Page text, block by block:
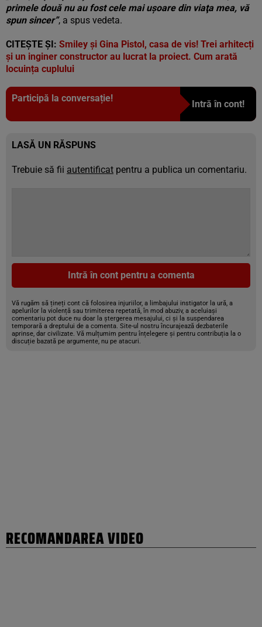
primele două nu au fost cele mai uşoare din viaţa mea, vă
spun sincer”, a spus vedeta.
CITEȘTE ȘI: Smiley și Gina Pistol, casa de vis! Trei arhitecți
şi un inginer constructor au lucrat la proiect. Cum arată
locuința cuplului
Participă la conversație!
Intră în cont!
LASĂ UN RĂSPUNS
Trebuie să fii autentificat pentru a publica un comentariu.
Intră în cont pentru a comenta
Vă rugăm să țineți cont că folosirea injuriilor, a limbajului instigator la ură, a
apelurilor la violență sau trimiterea repetată, în mod abuziv, a aceluiași
comentariu pot duce nu doar la ștergerea mesajului, ci și la suspendarea
temporară a dreptului de a comenta. Site-ul nostru încurajează dezbaterile
aprinse, dar civilizate. Vă mulțumim pentru înțelegere și pentru contribuția la o
discuție bazată pe argumente, nu pe atacuri.
RECOMANDAREA VIDEO